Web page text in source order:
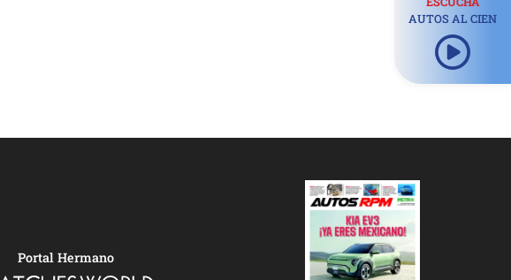
AUTOS AL CIEN
Portal Hermano